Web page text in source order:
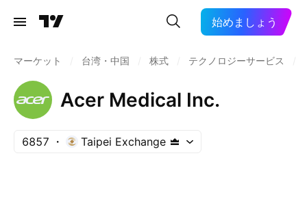
始めましょう
マーケット 台湾・中国 株式 テクノロジーサービス
Acer Medical Inc.
6857 Taipei Exchange